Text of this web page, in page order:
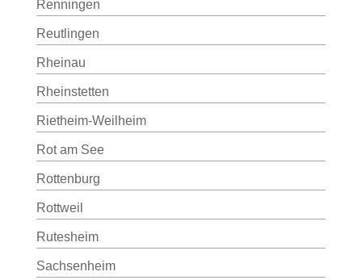
Renningen
Reutlingen
Rheinau
Rheinstetten
Rietheim-Weilheim
Rot am See
Rottenburg
Rottweil
Rutesheim
Sachsenheim